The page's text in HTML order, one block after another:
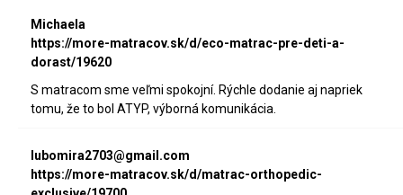
Michaela
https://more-matracov.sk/d/eco-matrac-pre-deti-a-
dorast/19620
S matracom sme veľmi spokojní. Rýchle dodanie aj napriek
tomu, že to bol ATYP, výborná komunikácia.
lubomira2703@gmail.com
https://more-matracov.sk/d/matrac-orthopedic-